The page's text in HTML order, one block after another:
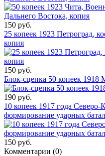
150 руб.
25 копеек 1923 Петроград,
копия
150 руб.
Блок-сцепка 50 копеек
190 руб.
10 копеек 1917 года Северо-
формирование ударных
150 руб.
Комментарии (0)